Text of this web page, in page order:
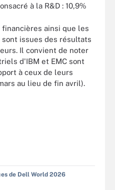
à la R&D : 10,9%
ainsi que les
issues des résultats
Il convient de noter
d'IBM et EMC sont
à ceux de leurs
au lieu de fin avril).
de Dell World 2026